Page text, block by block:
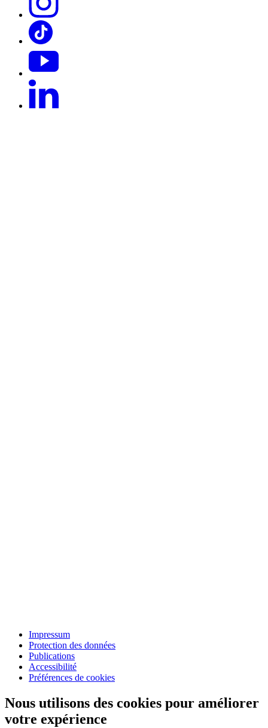
Impressum
Protection des données
Publications
Accessibilité
Préférences de cookies
Nous utilisons des cookies pour améliorer
votre expérience